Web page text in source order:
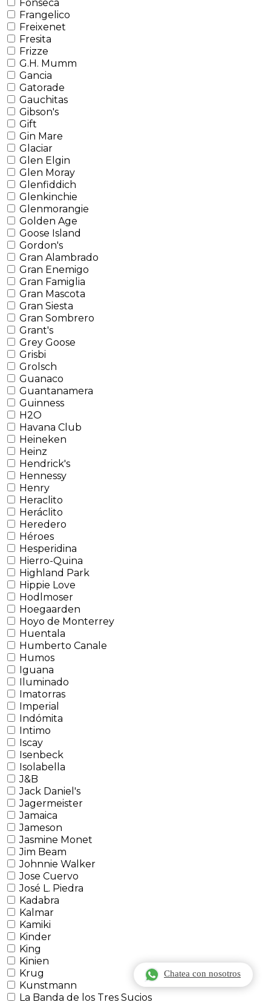
Chatea con nosotros
Fonseca
Frangelico
Freixenet
Fresita
Frizze
G.H. Mumm
Gancia
Gatorade
Gauchitas
Gibson's
Gift
Gin Mare
Glaciar
Glen Elgin
Glen Moray
Glenfiddich
Glenkinchie
Glenmorangie
Golden Age
Goose Island
Gordon's
Gran Alambrado
Gran Enemigo
Gran Famiglia
Gran Mascota
Gran Siesta
Gran Sombrero
Grant's
Grey Goose
Grisbi
Grolsch
Guanaco
Guantanamera
Guinness
H2O
Havana Club
Heineken
Heinz
Hendrick's
Hennessy
Henry
Heraclito
Heráclito
Heredero
Héroes
Hesperidina
Hierro-Quina
Highland Park
Hippie Love
Hodlmoser
Hoegaarden
Hoyo de Monterrey
Huentala
Humberto Canale
Humos
Iguana
Iluminado
Imatorras
Imperial
Indómita
Intimo
Iscay
Isenbeck
Isolabella
J&B
Jack Daniel's
Jagermeister
Jamaica
Jameson
Jasmine Monet
Jim Beam
Johnnie Walker
Jose Cuervo
José L. Piedra
Kadabra
Kalmar
Kamiki
Kinder
King
Kinien
Krug
Kunstmann
La Banda de los Tres Sucios